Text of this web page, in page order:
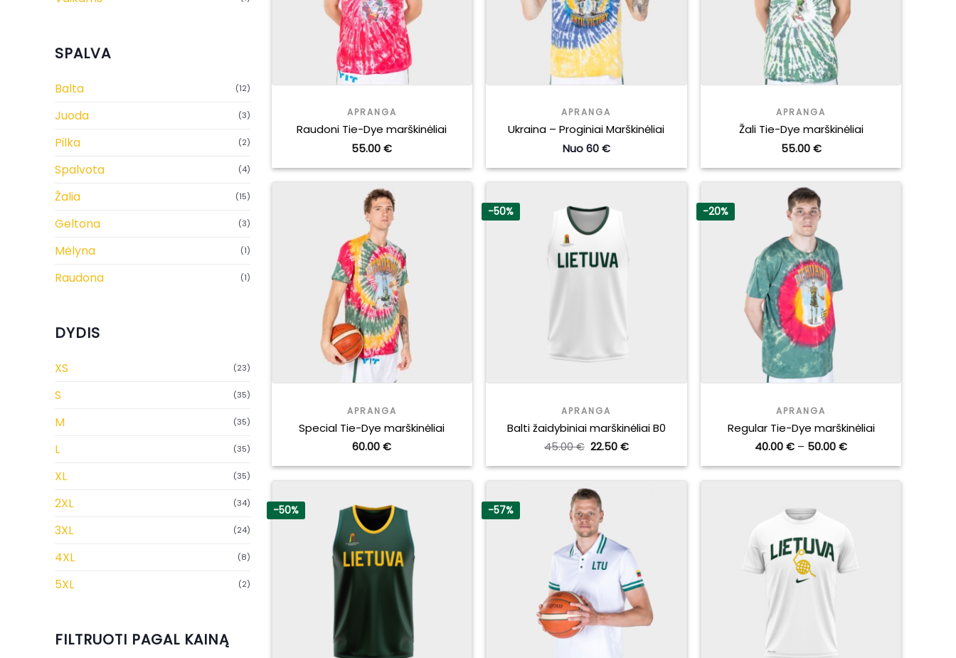
SPALVA
Balta (12)
Juoda (3)
Pilka (2)
Spalvota (4)
Žalia (15)
Geltona (3)
Mėlyna (1)
Raudona (1)
DYDIS
XS (23)
S (35)
M (35)
L (35)
XL (35)
2XL (34)
3XL (24)
4XL (8)
5XL (2)
FILTRUOTI PAGAL KAINĄ
APRANGA
Raudoni Tie-Dye marškinėliai
55.00€
APRANGA
Ukraina – Proginiai Marškinėliai
Nuo 60 €
APRANGA
Žali Tie-Dye marškinėliai
55.00 €
APRANGA
Special Tie-Dye marškinėliai
60.00€
-50%
APRANGA
Balti žaidybiniai marškinėliai B0
45.00€ Original
was:
22.50€Current
is:
-20%
APRANGA
Regular Tie-Dye marškinėliai
40.00€ – 50.00€Price
40.00 €
-50%
-57%